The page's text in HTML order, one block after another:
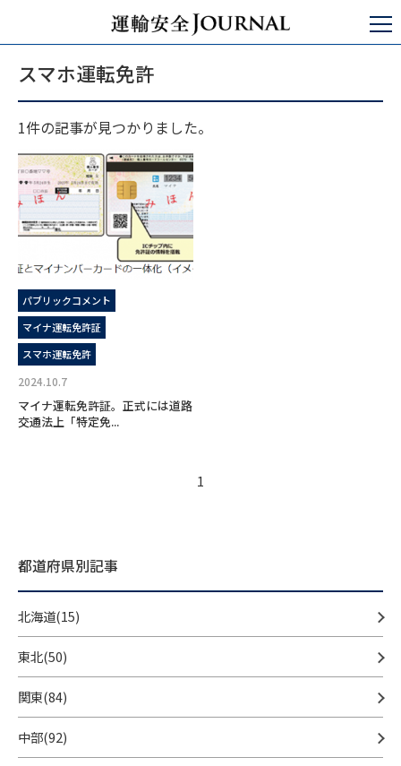
スマホ運転免許
スマホ運転免許
1件の記事が見つかりました。
パブリックコメント
マイナ運転免許証
スマホ運転免許
2024.10.7
マイナ運転免許証。正式には道路
交通法上「特定免...
1
都道府県別記事
北海道(15)
東北(50)
関東(84)
中部(92)